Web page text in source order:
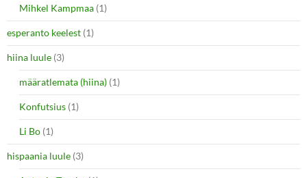
Mihkel Kampmaa (1)
esperanto keelest (1)
hiina luule (3)
määratlemata (hiina) (1)
Konfutsius (1)
Li Bo (1)
hispaania luule (3)